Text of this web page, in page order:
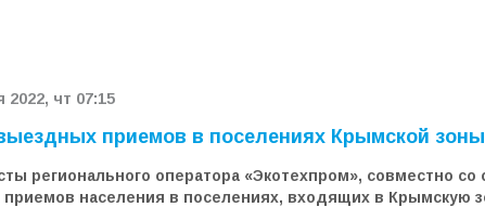
2022, чт 07:15
приемов в поселениях Крымской
регионального оператора «Экотехпром», совместно
населения в поселениях, входящих в Крымскую